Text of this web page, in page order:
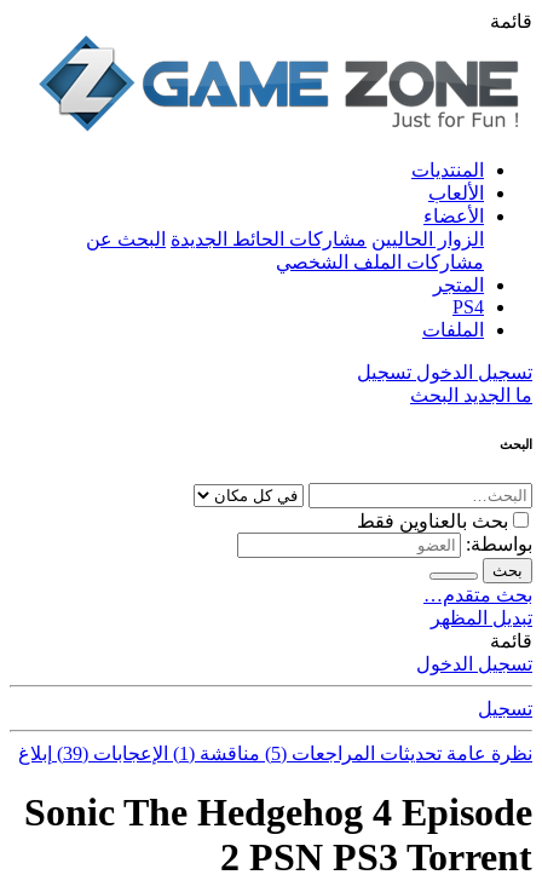
قائمة
المنتديات
الألعاب
الأعضاء
الزوار الحاليين مشاركات الحائط الجديدة البحث عن
مشاركات الملف الشخصي
المتجر
PS4
الملفات
تسجيل الدخول تسجيل
ما الجديد البحث
البحث
بحث بالعناوين فقط
بواسطة:
بحث
بحث متقدم…
تبديل المظهر
قائمة
تسجيل الدخول
تسجيل
نظرة عامة تحديثات المراجعات (5) مناقشة (1) الإعجابات (39) إبلاغ
Sonic The Hedgehog 4 Episode
2 PSN PS3 Torrent